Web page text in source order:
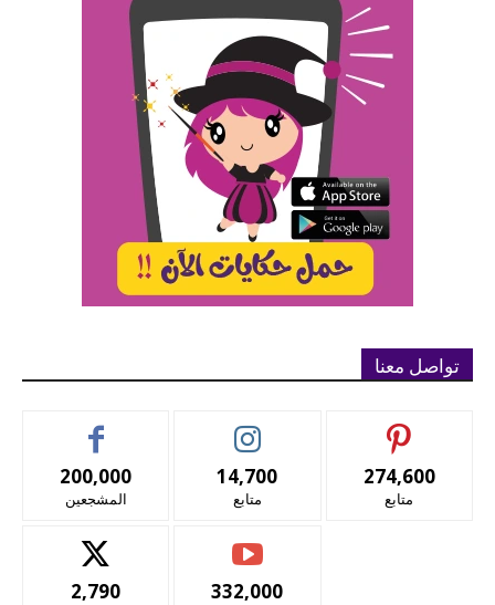
تواصل معنا
200,000
المشجعين
14,700
متابع
274,600
متابع
2,790 332,000